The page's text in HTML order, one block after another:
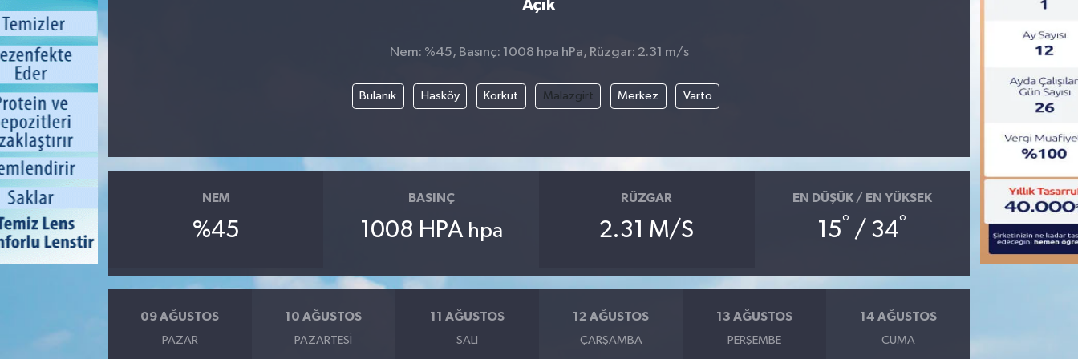
Açık
Nem: %45, Basınç: 1008 hpa hPa, Rüzgar: 2.31 m/s
Bulanık Hasköy Korkut Malazgirt Merkez Varto
NEM
%45
BASINÇ
1008 HPA hpa
RÜZGAR
2.31 M/S
EN DÜŞÜK / EN YÜKSEK
15° / 34°
09 AĞUSTOS
PAZAR
10 AĞUSTOS
PAZARTESI
11 AĞUSTOS
SALI
12 AĞUSTOS
ÇARŞAMBA
13 AĞUSTOS
PERŞEMBE
14 AĞUSTOS
CUMA